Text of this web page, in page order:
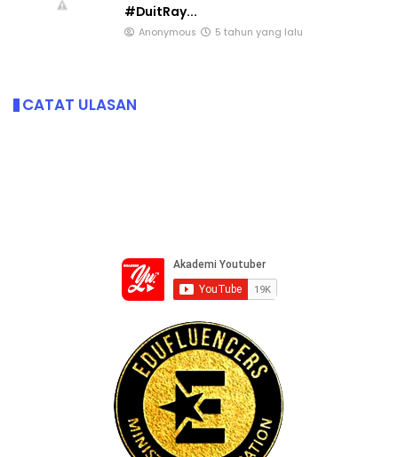
#DuitRay...
Anonymous 5 tahun yang lalu
CATAT ULASAN